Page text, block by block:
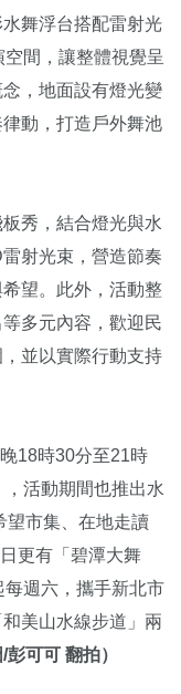
舞浮台搭配雷射光
間，讓整體視覺呈
，地面設有燈光變
動，打造戶外舞池
秀，結合燈光與水
射光束，營造節奏
望。此外，活動整
多元內容，歡迎民
並以實際行動支持
18時30分至21時
活動期間也推出水
望市集、在地走讀
更有「碧潭大舞
週六，攜手新北市
美山水線步道」兩
/彭可可 翻拍）